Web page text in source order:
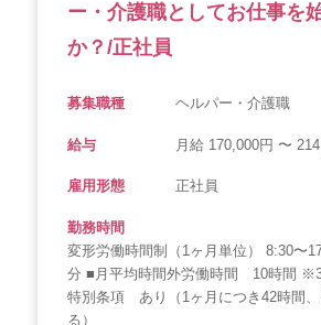
ー・介護職としてお仕事を
か？/正社員
募集職種 ヘルパー・介護職
給与 月給 170,000円 〜
雇用形態 正社員
勤務時間
変形労働時間制（1ヶ月単位） 8:30〜
分 ■月平均時間外労働時間 10時間
特別条項 あり（1ヶ月につき42時間、
る）